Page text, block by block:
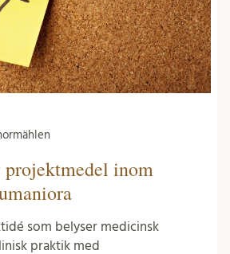
inom
som belyser medicinsk
praktik med